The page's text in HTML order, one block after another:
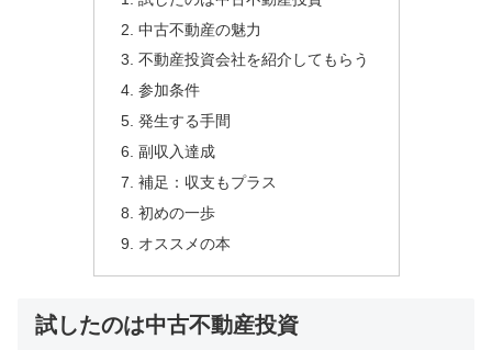
中古不動産の魅力
不動産投資会社を紹介してもらう
参加条件
発生する手間
副収入達成
補足：収支もプラス
初めの一歩
オススメの本
試したのは中古不動産投資